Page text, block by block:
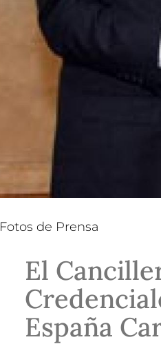
Fotos de Prensa
El
España